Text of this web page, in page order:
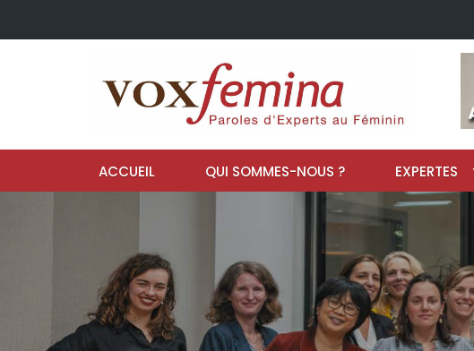
ACCUEIL QUI SOMMES-NOUS ? EXPERTES